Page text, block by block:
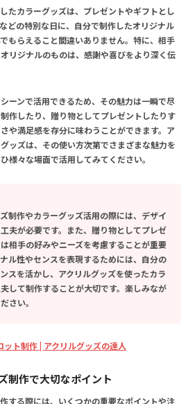
たカラーグッズは、プレゼントやギフトとし
どの特別な日に、自分で制作したオリジナル
もらえること間違いありません。特に、相手
リジナルのものは、感謝や喜びをより深く伝
ーンで活用できるため、その魅力は一瞬で尽
作したり、贈り物としてプレゼントしたりす
や満足感を存分に味わうことができます。 ア
ッズは、その使い方次第でさまざまな魅力を
様々な場面で活用してみてください。
制作やカラーグッズ活用の際には、デザイ
夫が必要です。また、贈り物としてプレゼ
相手の好みやニーズを考慮することが重要
ル性やセンスを表現するためには、自分の
スを活かし、アクリルグッズを使ったカラ
して制作することが大切です。楽しみなが
さい。
ット制作 | アクリルグッズの達人
制作で大切なポイント
する際には、いくつかの重要なポイントや注